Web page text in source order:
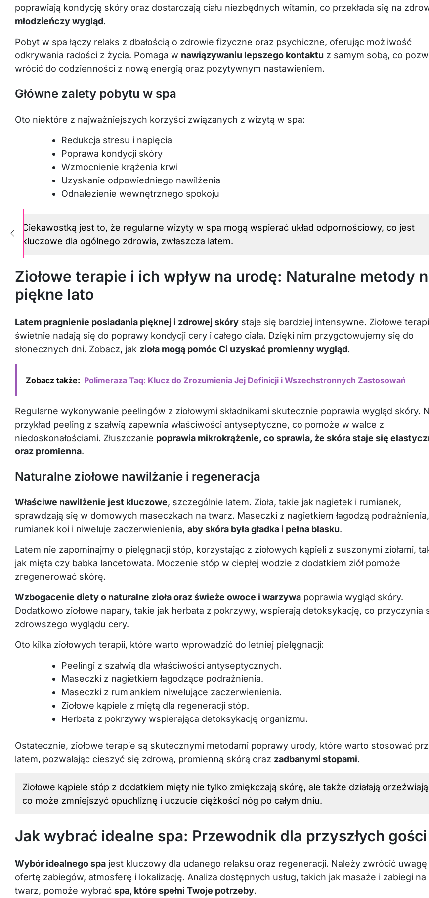
poprawiają kondycję skóry oraz dostarczają ciału niezbędnych witamin, co przekłada się na
młodzieńczy wygląd.
Pobyt w spa łączy relaks z dbałością o zdrowie fizyczne oraz psychiczne, oferując możliwość
odkrywania radości z życia. Pomaga w nawiązywaniu lepszego kontaktu z samym sobą, co
wrócić do codzienności z nową energią oraz pozytywnym nastawieniem.
Główne zalety pobytu w spa
Oto niektóre z najważniejszych korzyści związanych z wizytą w spa:
Redukcja stresu i napięcia
Poprawa kondycji skóry
Wzmocnienie krążenia krwi
Uzyskanie odpowiedniego nawilżenia
Odnalezienie wewnętrznego spokoju
Ciekawostką jest to, że regularne wizyty w spa mogą wspierać układ odpornościowy, co jest
kluczowe dla ogólnego zdrowia, zwłaszcza latem.
Ziołowe terapie i ich wpływ na urodę: Naturalne metody
piękne lato
Latem pragnienie posiadania pięknej i zdrowej skóry staje się bardziej intensywne. Ziołowe
świetnie nadają się do poprawy kondycji cery i całego ciała. Dzięki nim przygotowujemy się do
słonecznych dni. Zobacz, jak zioła mogą pomóc Ci uzyskać promienny wygląd.
Zobacz także: Polimeraza Taq: Klucz do Zrozumienia Jej Definicji i Wszechstronnych Zastosowań
Regularne wykonywanie peelingów z ziołowymi składnikami skutecznie poprawia wygląd skóry.
przykład peeling z szałwią zapewnia właściwości antyseptyczne, co pomoże w walce z
niedoskonałościami. Złuszczanie poprawia mikrokrążenie, co sprawia, że skóra staje się
oraz promienna.
Naturalne ziołowe nawilżanie i regeneracja
Właściwe nawilżenie jest kluczowe, szczególnie latem. Zioła, takie jak nagietek i rumianek,
sprawdzają się w domowych maseczkach na twarz. Maseczki z nagietkiem łagodzą
rumianek koi i niweluje zaczerwienienia, aby skóra była gładka i pełna blasku.
Latem nie zapominajmy o pielęgnacji stóp, korzystając z ziołowych kąpieli z suszonymi ziołami,
jak mięta czy babka lancetowata. Moczenie stóp w ciepłej wodzie z dodatkiem ziół pomoże
zregenerować skórę.
Wzbogacenie diety o naturalne zioła oraz świeże owoce i warzywa poprawia wygląd skóry.
Dodatkowo ziołowe napary, takie jak herbata z pokrzywy, wspierają detoksykację, co przyczynia
zdrowszego wyglądu cery.
Oto kilka ziołowych terapii, które warto wprowadzić do letniej pielęgnacji:
Peelingi z szałwią dla właściwości antyseptycznych.
Maseczki z nagietkiem łagodzące podrażnienia.
Maseczki z rumiankiem niwelujące zaczerwienienia.
Ziołowe kąpiele z miętą dla regeneracji stóp.
Herbata z pokrzywy wspierająca detoksykację organizmu.
Ostatecznie, ziołowe terapie są skutecznymi metodami poprawy urody, które warto stosować
latem, pozwalając cieszyć się zdrową, promienną skórą oraz zadbanymi stopami.
Ziołowe kąpiele stóp z dodatkiem mięty nie tylko zmiękczają skórę, ale także działają
co może zmniejszyć opuchliznę i uczucie ciężkości nóg po całym dniu.
Jak wybrać idealne spa: Przewodnik dla przyszłych gości
Wybór idealnego spa jest kluczowy dla udanego relaksu oraz regeneracji. Należy zwrócić uwagę
ofertę zabiegów, atmosferę i lokalizację. Analiza dostępnych usług, takich jak masaże i zabiegi na
twarz, pomoże wybrać spa, które spełni Twoje potrzeby.